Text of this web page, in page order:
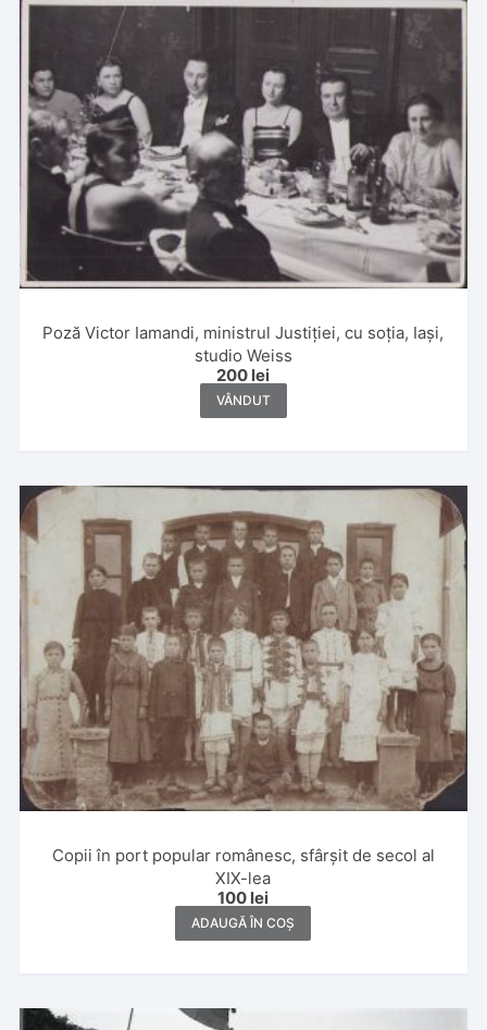
Poză Victor Iamandi, ministrul Justiției, cu soția, Iași,
studio Weiss
200 lei
VÂNDUT
Copii în port popular românesc, sfârșit de secol al
XIX-lea
100 lei
ADAUGĂ ÎN COȘ